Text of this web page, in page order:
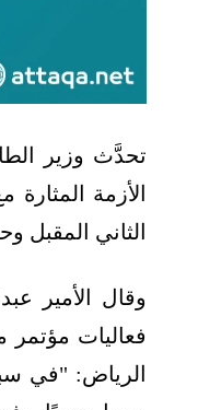
تحدَّث وزير
الأزمة
الثاني المقبل
وقال الأمير
فعاليات مؤتمر
الرياض: "في